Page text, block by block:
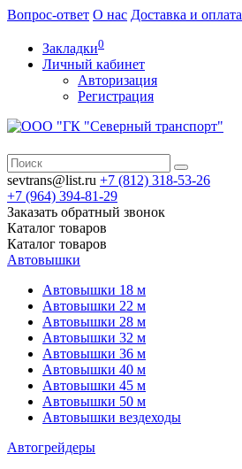
Вопрос-ответ О нас Доставка и оплата
Закладки0
Личный кабинет
Авторизация
Регистрация
sevtrans@list.ru +7 (812) 318-53-26
+7 (964) 394-81-29
Заказать обратный звонок
Каталог товаров
Каталог товаров
Автовышки
Автовышки 18 м
Автовышки 22 м
Автовышки 28 м
Автовышки 32 м
Автовышки 36 м
Автовышки 40 м
Автовышки 45 м
Автовышки 50 м
Автовышки вездеходы
Автогрейдеры